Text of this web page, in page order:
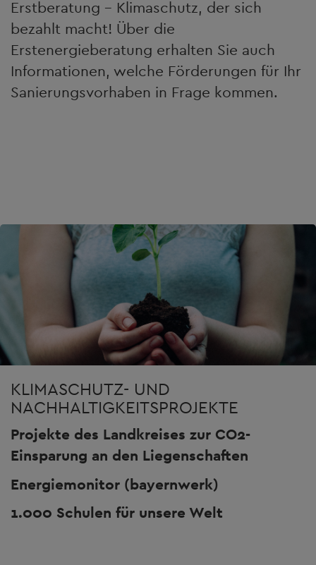
Erstberatung - Klimaschutz, der sich
bezahlt macht! Über die
Erstenergieberatung erhalten Sie auch
Informationen, welche Förderungen für Ihr
Sanierungsvorhaben in Frage kommen.
KLIMASCHUTZ- UND
NACHHALTIGKEITSPROJEKTE
Projekte des Landkreises zur CO2-
Einsparung an den Liegenschaften
Energiemonitor (bayernwerk)
1.000 Schulen für unsere Welt